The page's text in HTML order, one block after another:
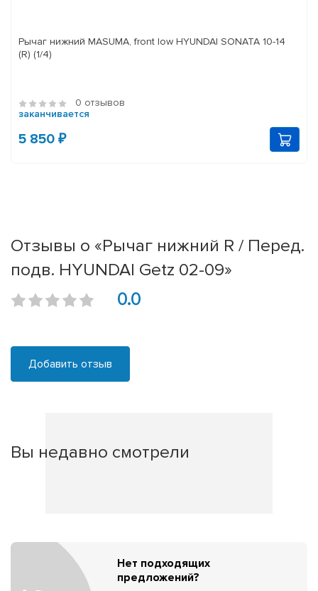
Рычаг нижний MASUMA, front low HYUNDAI SONATA 10-14
(R) (1/4)
0 отзывов
заканчивается
5 850 ₽
Отзывы о «Рычаг нижний R / Перед.
подв. HYUNDAI Getz 02-09»
0.0
Добавить отзыв
Вы недавно смотрели
Нет подходящих
предложений?